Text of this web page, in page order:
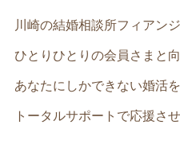
川崎の結婚相談所フィアンジ
ひとりひとりの会員さまと
あなたにしかできない婚活を
トータルサポートで応援さ